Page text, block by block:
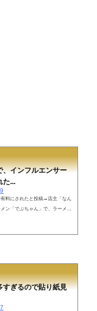
、インフルエンサー
た...
料にされたと投稿→店主「なん
ン「でぶちゃん」で、ラーメン
すぎるので貼り紙見